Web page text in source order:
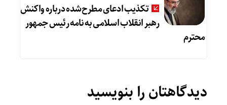
تکذیب ادعای مطرح‌شده درباره واکنش
رهبر انقلاب اسلامی به نامه رئیس جمهور
محترم
دیدگاهتان را بنویسید